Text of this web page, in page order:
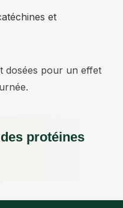
et
dosées pour un effet
protéines